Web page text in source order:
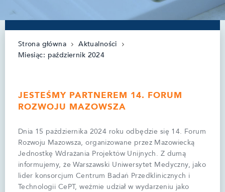
Strona główna
Aktualności
Miesiąc: październik 2024
JESTEŚMY PARTNEREM 14. FORUM
ROZWOJU MAZOWSZA
Dnia 15 października 2024 roku odbędzie się 14. Forum
Rozwoju Mazowsza, organizowane przez Mazowiecką
Jednostkę Wdrażania Projektów Unijnych. Z dumą
informujemy, że Warszawski Uniwersytet Medyczny, jako
lider konsorcjum Centrum Badań Przedklinicznych i
Technologii CePT, weźmie udział w wydarzeniu jako